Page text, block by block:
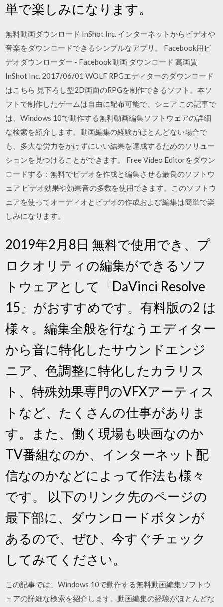
単で楽しみになります。
無料動画ダウンロード InShot Inc. インターネットからビデオや
音楽をダウンロードできるシンプルなアプリ。 Facebook用ビ
デオダウンローダー - Facebook 動画 ダウンロード 高画質
InShot Inc. 2017/06/01 WOLF RPGエディターのダウンロード
はこちら 見下ろし型2D画面のRPGを制作できるソフト。本ソ
フトで制作したゲームは自由に配布可能で、シェア この記事で
は、Windows 10で動作する無料動画編集ソフトウェアの詳細
な検索を紹介します。動画編集の経験がほとんどない場合で
も、多大な労力をかけずにいい結果を達成するためのソリュー
ションを見つけることができます。 Free Video Editorをダウン
ロードする：無料でビデオを作成と編集させる最良のソフトウ
ェア ビデオ効果や効果音の多数を使用できます。このソフトウ
ェアを使ってオーディオとビデオの作成および編集は簡単で楽
しみになります。
2019年2月8日 無料で使用でき、プ
ロクオリティの編集ができるソフ
トウェアとして『DaVinci Resolve
15』がおすすめです。有料版の2 は
様々。編集全般を行なうエディター
から音に特化したサウンドエンジ
ニア、色調整に特化したカラリス
ト、特殊効果専門のVFXアーティス
トなど、たくさんの仕事がありま
す。また、働く現場も映画なのか
TV番組なのか、インターネット配
信なのかなどによって作法も様々
です。 以下のリンク先のページの
最下部に、ダウンロードボタンが
あるので、ぜひ、今すぐチェック
してみてください。
この記事では、Windows 10で動作する無料動画編集ソフトウ
ェアの詳細な検索を紹介します。動画編集の経験がほとんどな